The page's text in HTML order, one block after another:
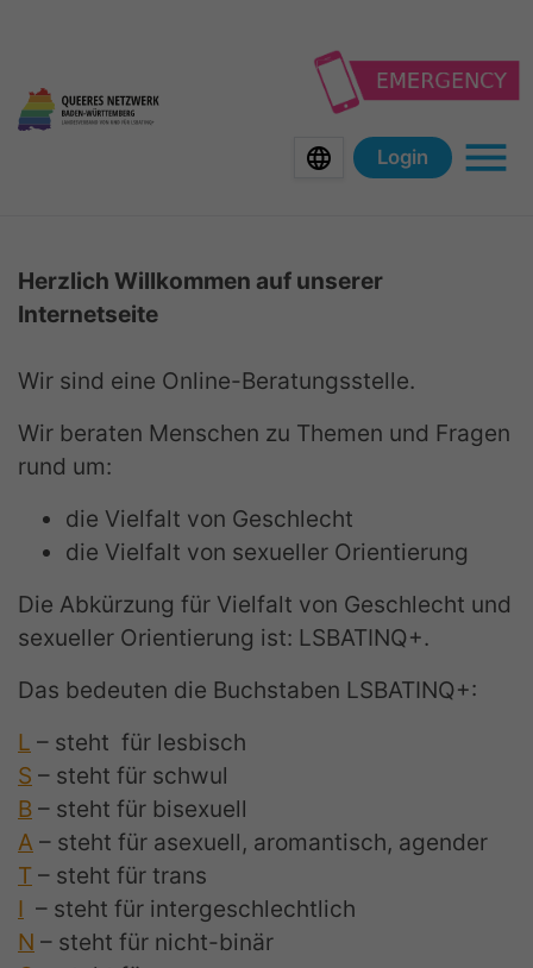
main
navigation
content
of
meta
navigation
footer
of
language Login
Herzlich Willkommen auf unserer
Internetseite
Wir sind eine Online-Beratungsstelle.
Wir beraten Menschen zu Themen und Fragen
rund um:
die Vielfalt von Geschlecht
die Vielfalt von sexueller Orientierung
Die Abkürzung für Vielfalt von Geschlecht und
sexueller Orientierung ist: LSBATINQ+.
Das bedeuten die Buchstaben LSBATINQ+:
L – steht für lesbisch
S – steht für schwul
B – steht für bisexuell
A – steht für asexuell, aromantisch, agender
T – steht für trans
I – steht für intergeschlechtlich
N – steht für nicht-binär